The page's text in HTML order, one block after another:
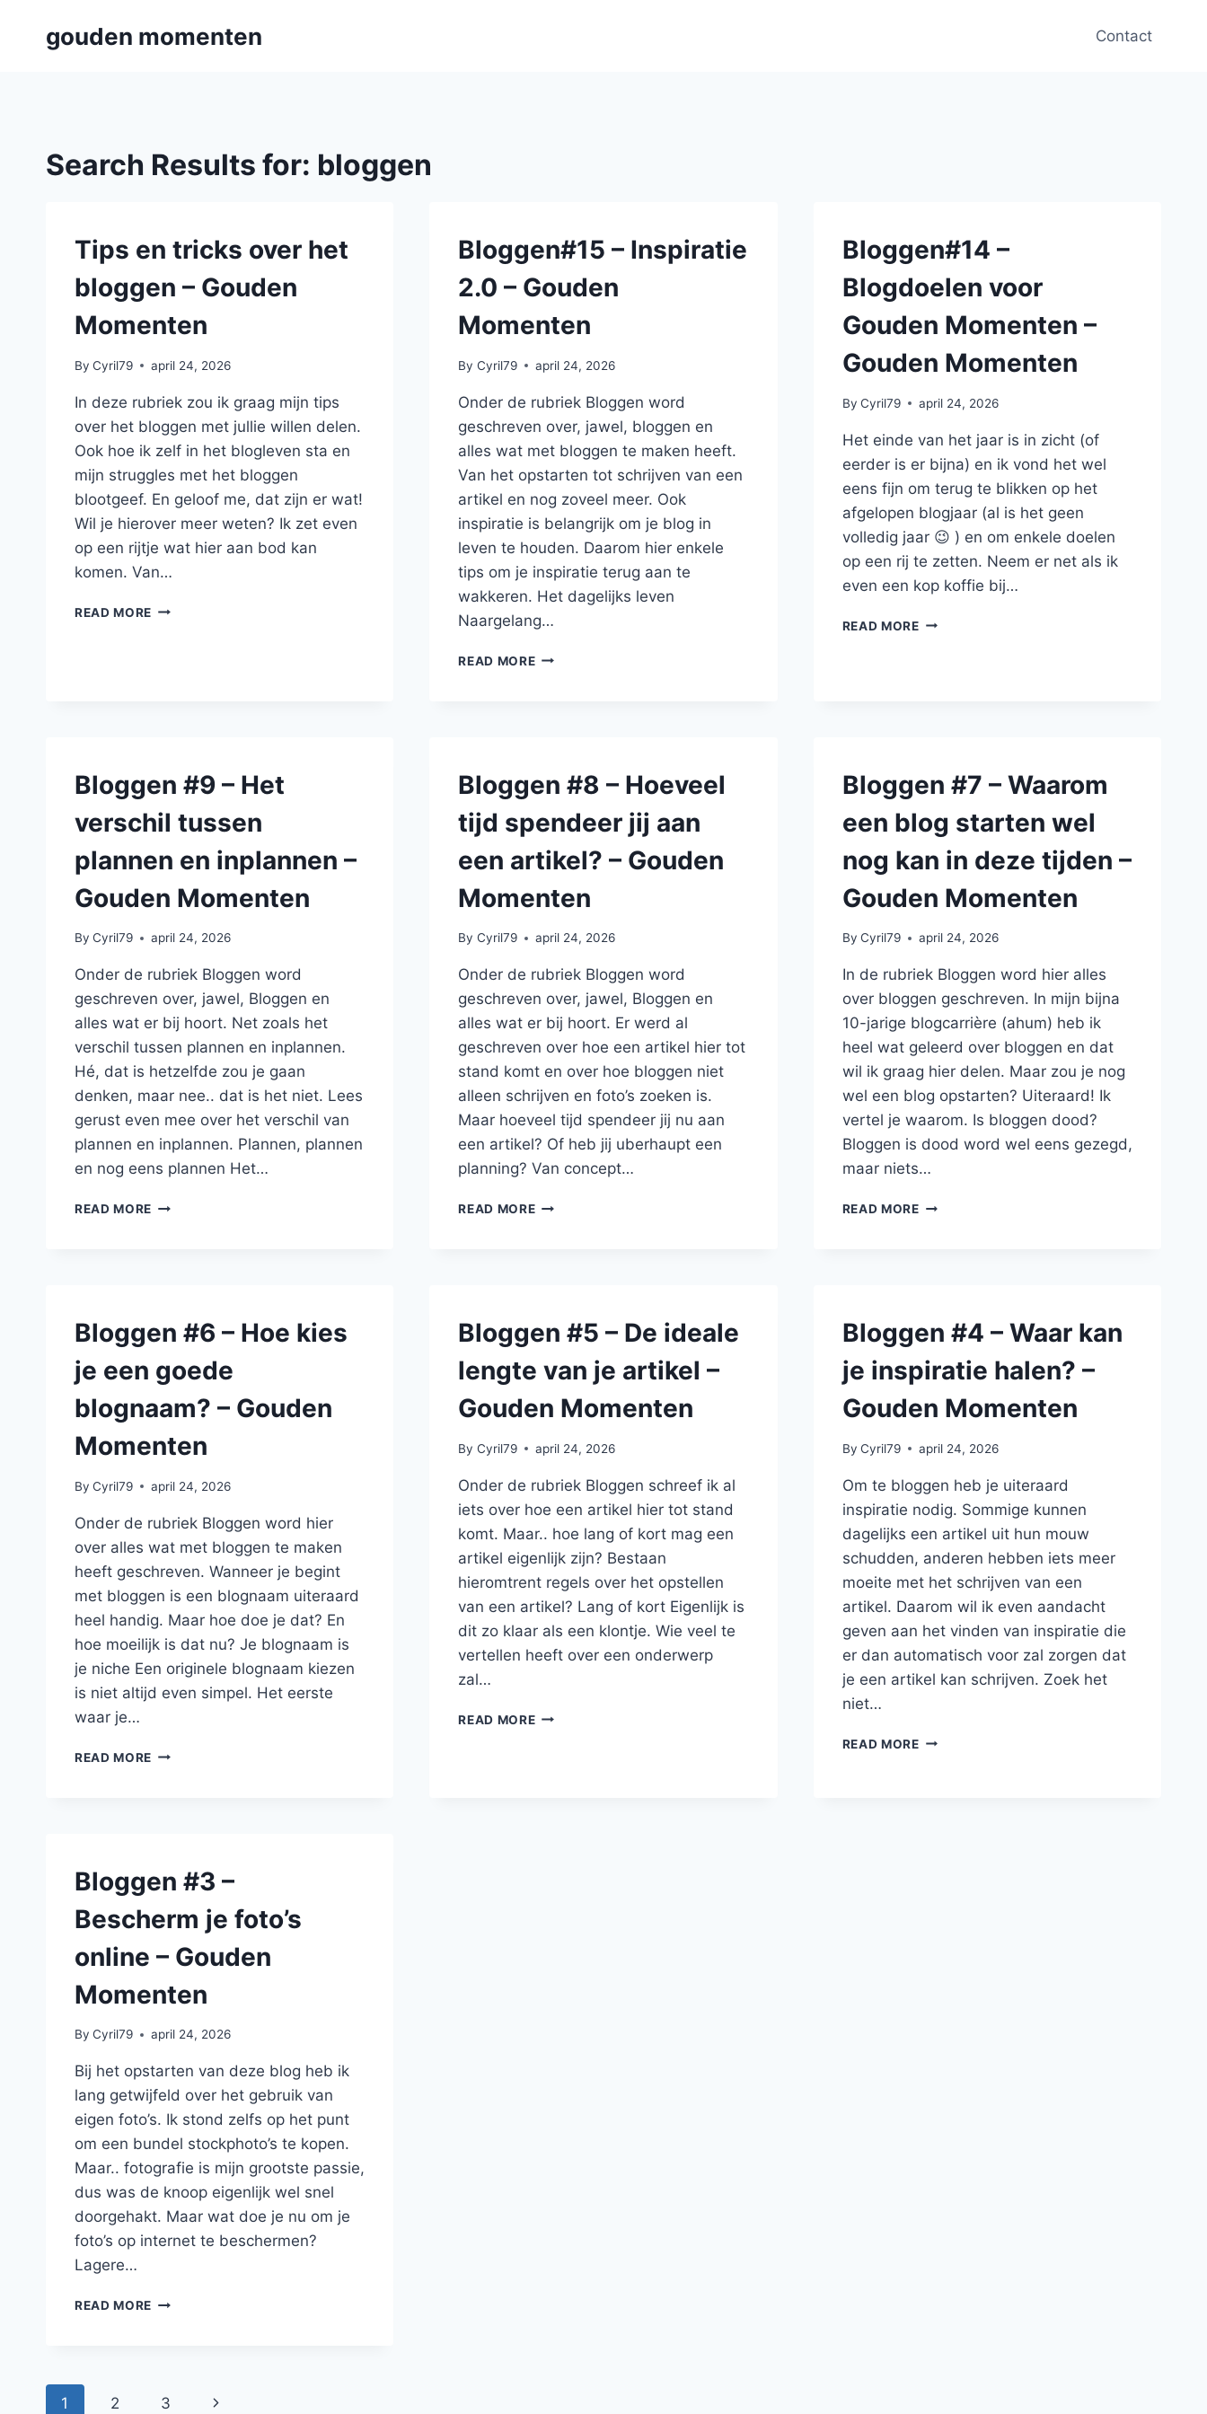
gouden momenten Contact
Search Results for: bloggen
Tips en tricks over het
bloggen – Gouden
Momenten
By Cyril79 april 24, 2026
In deze rubriek zou ik graag mijn tips
over het bloggen met jullie willen delen.
Ook hoe ik zelf in het blogleven sta en
mijn struggles met het bloggen
blootgeef. En geloof me, dat zijn er wat!
Wil je hierover meer weten? Ik zet even
op een rijtje wat hier aan bod kan
komen. Van…
READ MORE TIPS
Bloggen#15 – Inspiratie
2.0 – Gouden
Momenten
By Cyril79 april 24, 2026
Onder de rubriek Bloggen word
geschreven over, jawel, bloggen en
alles wat met bloggen te maken heeft.
Van het opstarten tot schrijven van een
artikel en nog zoveel meer. Ook
inspiratie is belangrijk om je blog in
leven te houden. Daarom hier enkele
tips om je inspiratie terug aan te
wakkeren. Het dagelijks leven
Naargelang…
READ MOREBLOGGEN#15
Bloggen#14 –
Blogdoelen voor
Gouden Momenten –
Gouden Momenten
By Cyril79 april 24, 2026
Het einde van het jaar is in zicht (of
eerder is er bijna) en ik vond het wel
eens fijn om terug te blikken op het
afgelopen blogjaar (al is het geen
volledig jaar 😉 ) en om enkele doelen
op een rij te zetten. Neem er net als ik
even een kop koffie bij…
READ MOREBLOGGEN#14
MOMENTEN
Bloggen #9 – Het
verschil tussen
plannen en inplannen –
Gouden Momenten
By Cyril79 april 24, 2026
Onder de rubriek Bloggen word
geschreven over, jawel, Bloggen en
alles wat er bij hoort. Net zoals het
verschil tussen plannen en inplannen.
Hé, dat is hetzelfde zou je gaan
denken, maar nee.. dat is het niet. Lees
gerust even mee over het verschil van
plannen en inplannen. Plannen, plannen
en nog eens plannen Het…
READ MORE BLOGGEN
EN
–
MOMENTEN
Bloggen #8 – Hoeveel
tijd spendeer jij aan
een artikel? – Gouden
Momenten
By Cyril79 april 24, 2026
Onder de rubriek Bloggen word
geschreven over, jawel, Bloggen en
alles wat er bij hoort. Er werd al
geschreven over hoe een artikel hier tot
stand komt en over hoe bloggen niet
alleen schrijven en foto’s zoeken is.
Maar hoeveel tijd spendeer jij nu aan
een artikel? Of heb jij uberhaupt een
planning? Van concept…
READ MOREBLOGGEN
AAN
ARTIKEL?
GOUDEN
Bloggen #7 – Waarom
een blog starten wel
nog kan in deze tijden –
Gouden Momenten
By Cyril79 april 24, 2026
In de rubriek Bloggen word hier alles
over bloggen geschreven. In mijn bijna
10-jarige blogcarrière (ahum) heb ik
heel wat geleerd over bloggen en dat
wil ik graag hier delen. Maar zou je nog
wel een blog opstarten? Uiteraard! Ik
vertel je waarom. Is bloggen dood?
Bloggen is dood word wel eens gezegd,
maar niets…
READ MOREBLOGGEN
WEL
KAN
DEZE
–
MOMENTEN
Bloggen #6 – Hoe kies
je een goede
blognaam? – Gouden
Momenten
By Cyril79 april 24, 2026
Onder de rubriek Bloggen word hier
over alles wat met bloggen te maken
heeft geschreven. Wanneer je begint
met bloggen is een blognaam uiteraard
heel handig. Maar hoe doe je dat? En
hoe moeilijk is dat nu? Je blognaam is
je niche Een originele blognaam kiezen
is niet altijd even simpel. Het eerste
waar je…
READ MORE BLOGGEN
GOEDE
–
MOMENTEN
Bloggen #5 – De ideale
lengte van je artikel –
Gouden Momenten
By Cyril79 april 24, 2026
Onder de rubriek Bloggen schreef ik al
iets over hoe een artikel hier tot stand
komt. Maar.. hoe lang of kort mag een
artikel eigenlijk zijn? Bestaan
hieromtrent regels over het opstellen
van een artikel? Lang of kort Eigenlijk is
dit zo klaar als een klontje. Wie veel te
vertellen heeft over een onderwerp
zal…
READ MOREBLOGGEN
Bloggen #4 – Waar kan
je inspiratie halen? –
Gouden Momenten
By Cyril79 april 24, 2026
Om te bloggen heb je uiteraard
inspiratie nodig. Sommige kunnen
dagelijks een artikel uit hun mouw
schudden, anderen hebben iets meer
moeite met het schrijven van een
artikel. Daarom wil ik even aandacht
geven aan het vinden van inspiratie die
er dan automatisch voor zal zorgen dat
je een artikel kan schrijven. Zoek het
niet…
READ MOREBLOGGEN
Bloggen #3 –
Bescherm je foto’s
online – Gouden
Momenten
By Cyril79 april 24, 2026
Bij het opstarten van deze blog heb ik
lang getwijfeld over het gebruik van
eigen foto’s. Ik stond zelfs op het punt
om een bundel stockphoto’s te kopen.
Maar.. fotografie is mijn grootste passie,
dus was de knoop eigenlijk wel snel
doorgehakt. Maar wat doe je nu om je
foto’s op internet te beschermen?
Lagere…
READ MORE BLOGGEN
FOTO’S
Page
1 2 3 Next